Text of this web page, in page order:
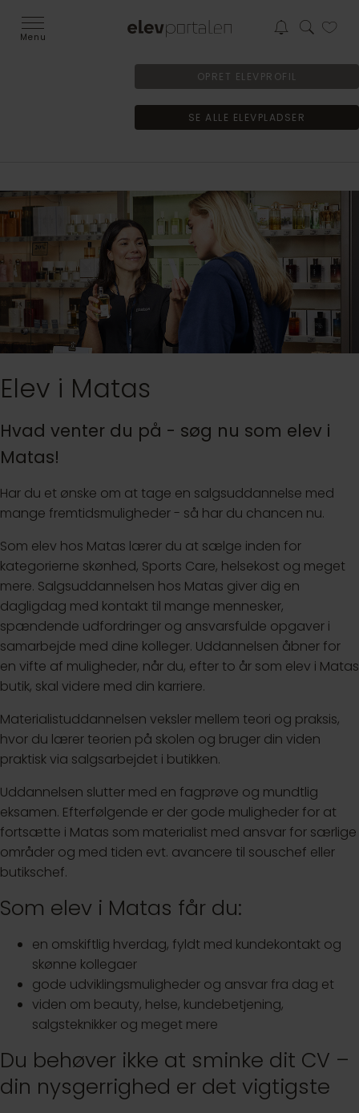
Menu
OPRET ELEVPROFIL
SE ALLE ELEVPLADSER
Elev i Matas
Hvad venter du på - søg nu som elev i
Matas!
Har du et ønske om at tage en salgsuddannelse med
mange fremtidsmuligheder - så har du chancen nu.
Som elev hos Matas lærer du at sælge inden for
kategorierne skønhed, Sports Care, helsekost og meget
mere. Salgsuddannelsen hos Matas giver dig en
dagligdag med kontakt til mange mennesker,
spændende udfordringer og ansvarsfulde opgaver i
samarbejde med dine kolleger. Uddannelsen åbner for
en vifte af muligheder, når du, efter to år som elev i Matas
butik, skal videre med din karriere.
Materialistuddannelsen veksler mellem teori og praksis,
hvor du lærer teorien på skolen og bruger din viden
praktisk via salgsarbejdet i butikken.
Uddannelsen slutter med en fagprøve og mundtlig
eksamen. Efterfølgende er der gode muligheder for at
fortsætte i Matas som materialist med ansvar for særlige
områder og med tiden evt. avancere til souschef eller
butikschef.
Som elev i Matas får du:
en omskiftlig hverdag, fyldt med kundekontakt og
skønne kollegaer
gode udviklingsmuligheder og ansvar fra dag et
viden om beauty, helse, kundebetjening,
salgsteknikker og meget mere
Du behøver ikke at sminke dit CV –
din nysgerrighed er det vigtigste